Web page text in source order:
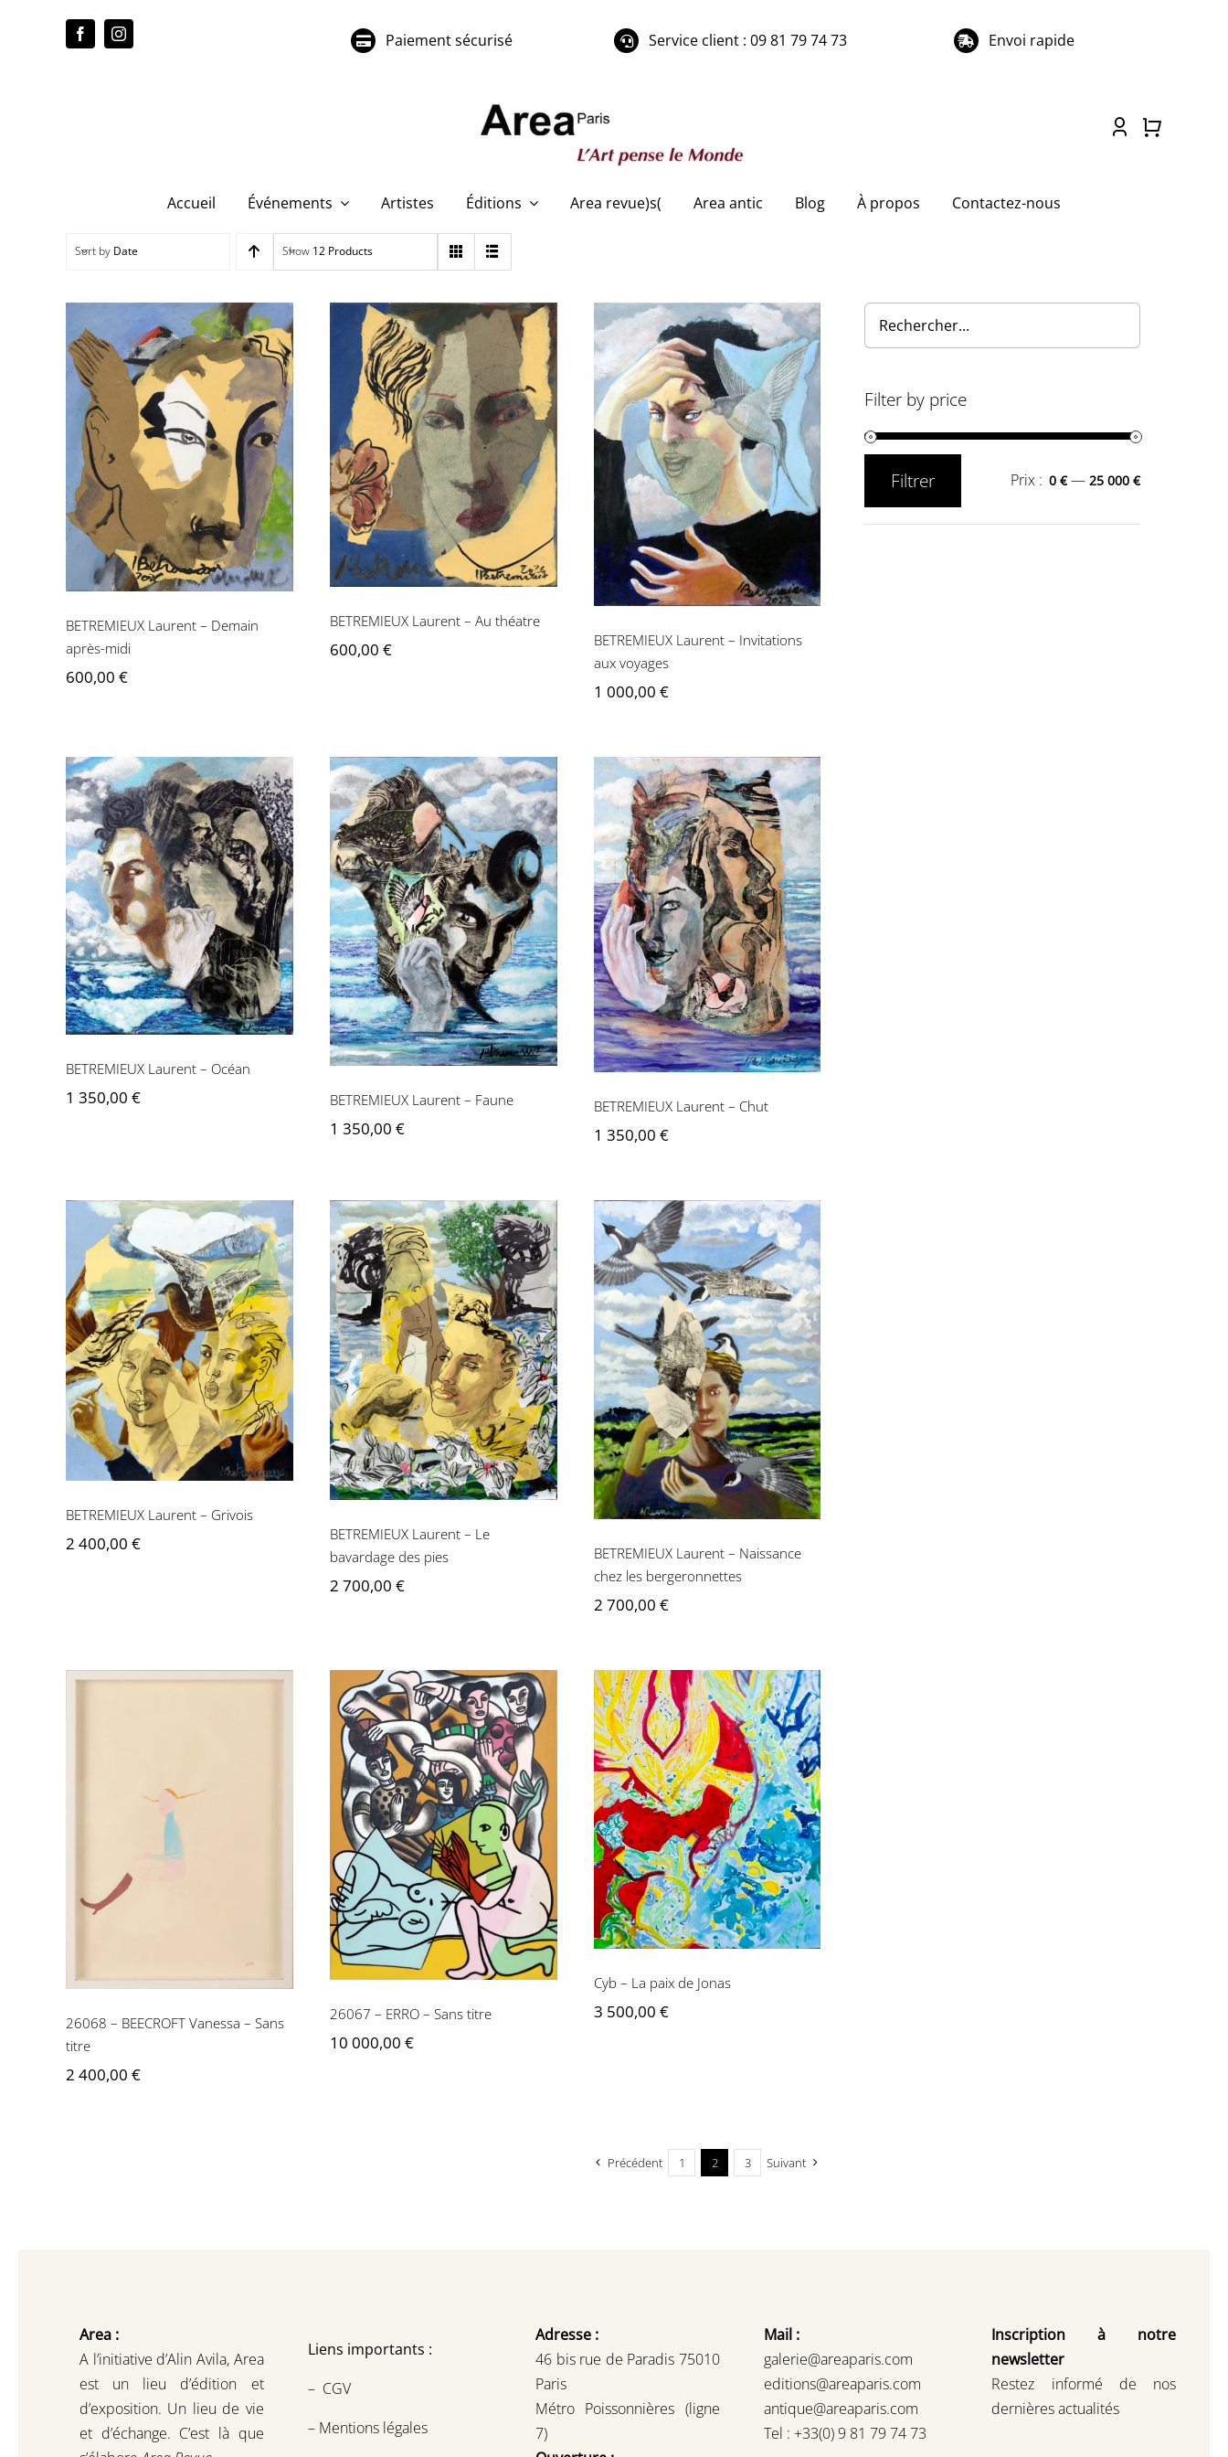
Paiement sécurisé Service client : 09 81 79 74 73 Envoi rapide
Accueil Événements Artistes Éditions Area revue)s( Area antic Blog À propos Contactez-nous
Sort by Date Show 12 Products
BETREMIEUX Laurent –
Demain après-midi
BETREMIEUX Laurent – Demain
après-midi
600,00 €
BETREMIEUX Laurent –
Au théatre
BETREMIEUX Laurent – Au théatre
600,00 €
BETREMIEUX Laurent –
Invitations aux voyages
BETREMIEUX Laurent – Invitations
aux voyages
1 000,00 €
BETREMIEUX Laurent –
Océan
BETREMIEUX Laurent – Océan
1 350,00 €
BETREMIEUX Laurent –
Faune
BETREMIEUX Laurent – Faune
1 350,00 €
BETREMIEUX Laurent –
Chut
BETREMIEUX Laurent – Chut
1 350,00 €
BETREMIEUX Laurent –
Grivois
BETREMIEUX Laurent – Grivois
2 400,00 €
BETREMIEUX Laurent –
Le bavardage des pies
BETREMIEUX Laurent – Le
bavardage des pies
2 700,00 €
BETREMIEUX Laurent –
Naissance chez les
bergeronnettes
BETREMIEUX Laurent – Naissance
chez les bergeronnettes
2 700,00 €
26068 – BEECROFT
Vanessa – Sans titre
26068 – BEECROFT Vanessa – Sans
titre
2 400,00 €
26067 – ERRO – Sans
titre
26067 – ERRO – Sans titre
10 000,00 €
Cyb – La paix de Jonas
Cyb – La paix de Jonas
3 500,00 €
Précédent 1 2 3 Suivant
Filter by price
Filtrer Prix : 0 €— 25 000 €
Area :
A l’initiative d’Alin Avila, Area
est un lieu d’édition et
d’exposition. Un lieu de vie
et d’échange. C’est là que
Liens importants :
– CGV
–Mentions légales
Adresse :
46 bis rue de Paradis 75010
Paris
Métro Poissonnières (ligne
7)
Mail :
galerie@areaparis.com
editions@areaparis.com
antique@areaparis.com
Tel : +33(0) 9 81 79 74 73
Inscription à notre
newsletter
Restez informé de nos
dernières actualités